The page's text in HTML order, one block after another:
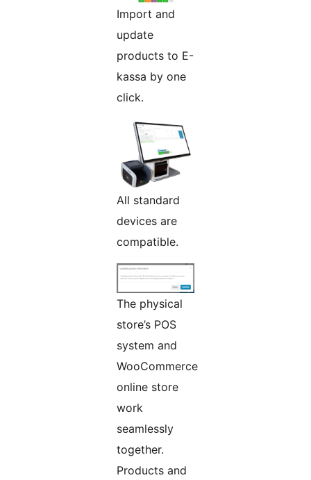
Import and
update
products to E-
kassa by one
click.
All standard
devices are
compatible.
The physical
store’s POS
system and
WooCommerce
online store
work
seamlessly
together.
Products and